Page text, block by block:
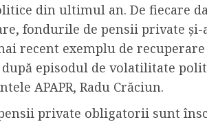
din ultimul an. De fiecare
fondurile de pensii private
recent exemplu de
episodul de volatilitate
APAPR, Radu Crăciun.
private obligatorii sunt
& Dragons:
printre hoti, un
un joc care te
de la primele
S. MAY 17, 2023
Din